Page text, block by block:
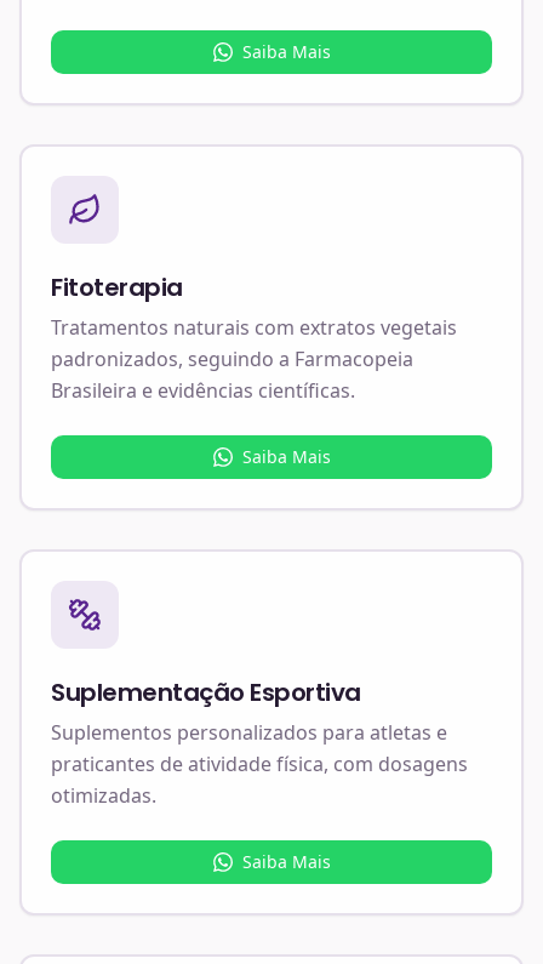
Saiba Mais
Fitoterapia
Tratamentos naturais com extratos vegetais
padronizados, seguindo a Farmacopeia
Brasileira e evidências científicas.
Saiba Mais
Suplementação Esportiva
Suplementos personalizados para atletas e
praticantes de atividade física, com dosagens
otimizadas.
Saiba Mais